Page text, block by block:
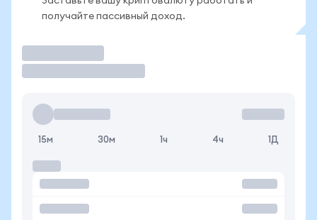
получайте пассивный доход.
15м 30м 1ч 4ч 1Д